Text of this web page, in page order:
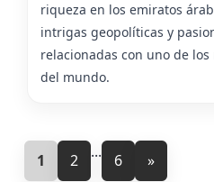
riqueza en los emiratos
intrigas geopolíticas y
relacionadas con uno de
del mundo.
1 2 ... 6 »